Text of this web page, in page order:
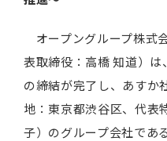
オープングループ株式
表取締役：高橋 知道）
の締結が完了し、あすか
地：東京都渋谷区、代表
子）のグループ会社であ